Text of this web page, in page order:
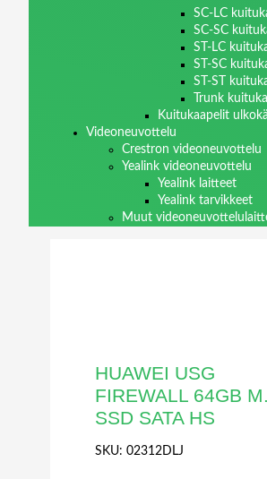
SC-LC
SC-SC
ST-LC
ST-SC
ST-ST
Trunk
Kuitukaapelit
Videoneuvottelu
Crestron videoneuvottelu
Yealink videoneuvottelu
Yealink laitteet
Yealink tarvikkeet
Muut
HUAWEI USG
FIREWALL 64GB
SSD SATA HS
SKU: 02312DLJ